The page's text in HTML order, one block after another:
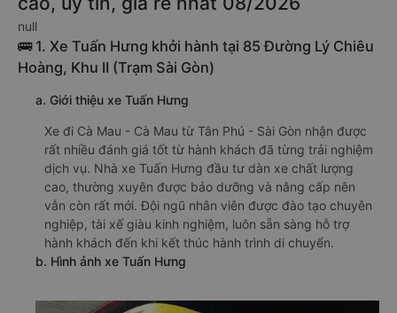
null
🚌 1. Xe Tuấn Hưng khởi hành tại 85 Đường Lý Chiêu
Hoàng, Khu II (Trạm Sài Gòn)
a. Giới thiệu xe Tuấn Hưng
Xe đi Cà Mau - Cà Mau từ Tân Phú - Sài Gòn nhận được
rất nhiều đánh giá tốt từ hành khách đã từng trải nghiệm
dịch vụ. Nhà xe Tuấn Hưng đầu tư dàn xe chất lượng
cao, thường xuyên được bảo dưỡng và nâng cấp nên
vẫn còn rất mới. Đội ngũ nhân viên được đào tạo chuyên
nghiệp, tài xế giàu kinh nghiệm, luôn sẵn sàng hỗ trợ
hành khách đến khi kết thúc hành trình di chuyển.
b. Hình ảnh xe Tuấn Hưng